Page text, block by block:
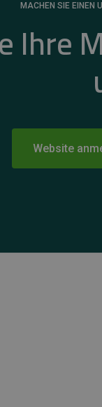
MACHEN SIE EINEN
Ihre
Website